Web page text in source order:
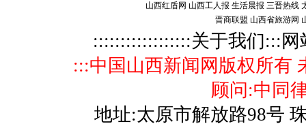
山西红盾网 山西工人报 生活晨报 三晋热线
晋商联盟 山西省旅游网
::::::::::::::::::关于我们:::
:::中国山西新闻网版权所有
顾问:中同
地址:太原市解放路98号